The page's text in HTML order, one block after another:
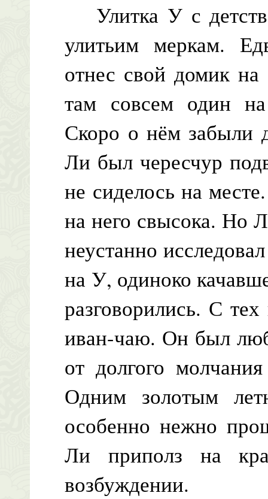
Улитка У с
улитьим меркам.
отнес свой домик
там совсем один на
Скоро о нём забыли
Ли был чересчур
не сиделось на
на него свысока. Но
неустанно
на У, одиноко
разговорились. С
иван-чаю. Он был
от долгого
Одним золотым
особенно нежно
Ли приполз на
возбуждении.